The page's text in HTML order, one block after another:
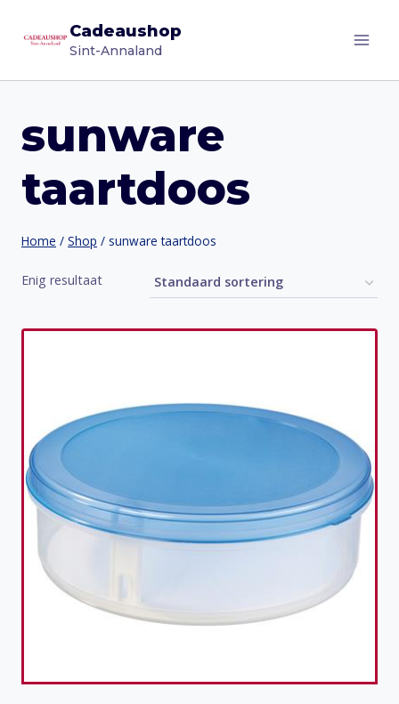
naar
Cadeaushop
Sint-Annaland
sunware
taartdoos
Home / Shop / sunware taartdoos
Enig resultaat